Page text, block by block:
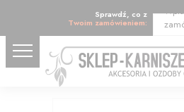
Sprawdź, co z
Twoim zamówieniem: